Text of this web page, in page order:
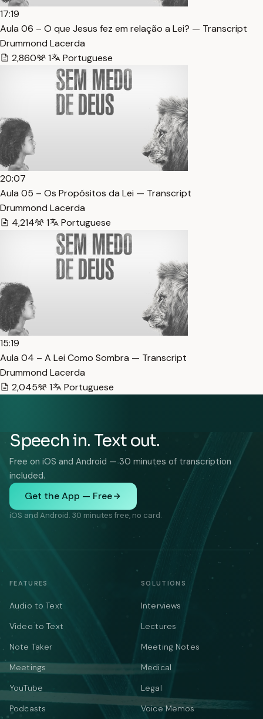
17:19
Aula 06 – O que Jesus fez em relação a Lei? — Transcript
Drummond Lacerda
2,860
1 Portuguese
20:07
Aula 05 – Os Propósitos da Lei — Transcript
Drummond Lacerda
4,214
1 Portuguese
15:19
Aula 04 – A Lei Como Sombra — Transcript
Drummond Lacerda
2,045
1 Portuguese
Speech in. Text out.
Free on iOS and Android — 30 minutes of transcription
included.
Get the App — Free
iOS and Android. 30 minutes free, no card.
FEATURES
Audio to Text
Video to Text
Note Taker
Meetings
YouTube
Podcasts
SOLUTIONS
Interviews
Lectures
Meeting Notes
Medical
Legal
Voice Memos